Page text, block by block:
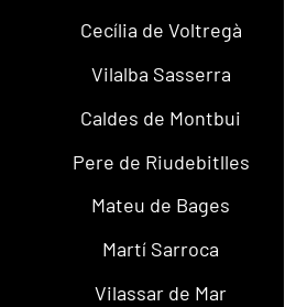
Cecília de Voltregà
Vilalba Sasserra
Caldes de Montbui
Pere de Riudebitlles
Mateu de Bages
Martí Sarroca
Vilassar de Mar